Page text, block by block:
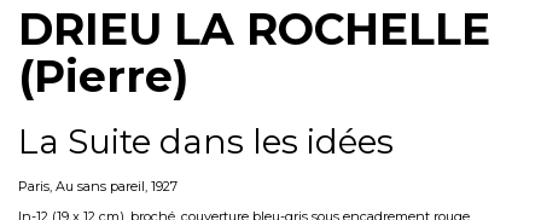
DRIEU LA ROCHELLE
(Pierre)
La Suite dans les idées
Paris, Au sans pareil, 1927
In-12 (19 x 12 cm), broché, couverture bleu-gris sous encadrement rouge